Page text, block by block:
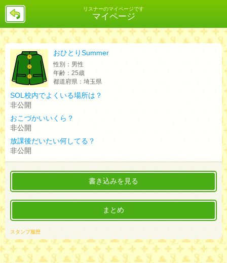
リスナーのマイページです
マイページ
戻
おひとりSummer
性別： 男性
年齢： 25歳
都道府県： 埼玉県
SOL校内でよくいる場所は？
非公開
おこづかいいくら？
非公開
放課後だいたい何してる？
非公開
書き込みを見る
まとめ
スタンプ履歴